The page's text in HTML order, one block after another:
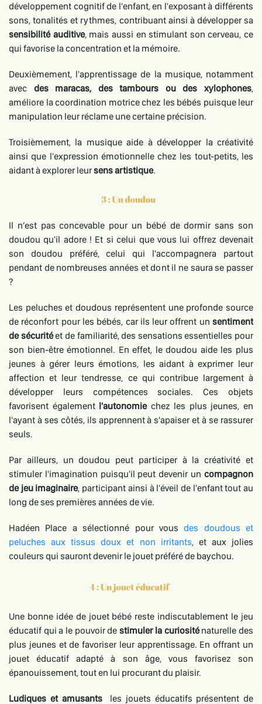
développement cognitif de l'enfant, en l'exposant à différents
sons, tonalités et rythmes, contribuant ainsi à développer sa
sensibilité auditive, mais aussi en stimulant son cerveau, ce
qui favorise la concentration et la mémoire.
Deuxièmement, l'apprentissage de la musique, notamment
avec des maracas, des tambours ou des xylophones,
améliore la coordination motrice chez les bébés puisque leur
manipulation leur réclame une certaine précision.
Troisièmement, la musique aide à développer la créativité
ainsi que l'expression émotionnelle chez les tout-petits, les
aidant à explorer leursens artistique.
Il n’est pas concevable pour un bébé de dormir sans son
doudou qu'il adore ! Et si celui que vous lui offrez devenait
son doudou préféré, celui qui l'accompagnera partout
pendant de nombreuses années et dont il ne saura se passer
?
Les peluches et doudous représentent une profonde source
de réconfort pour les bébés, car ils leur offrent un sentiment
de sécuritéet de familiarité, des sensations essentielles pour
son bien-être émotionnel. En effet, le doudou aide les plus
jeunes à gérer leurs émotions, les aidant à exprimer leur
affection et leur tendresse, ce qui contribue largement à
développer leurs compétences sociales. Ces objets
favorisent également l'autonomiechez les plus jeunes, en
l'ayant à ses côtés, ils apprennent à s'apaiser et à se rassurer
seuls.
Par ailleurs, un doudou peut participer à la créativité et
stimuler l'imagination puisqu'il peut devenir un compagnon
de jeu imaginaire, participant ainsi à l'éveil de l'enfant tout au
long de ses premières années de vie.
Hadéen Place a sélectionné pour vousdes doudous et
peluches aux tissus doux et non irritants, et aux jolies
couleurs qui sauront devenir le jouet préféré de baychou.
Une bonne idée de jouet bébé reste indiscutablement le jeu
éducatif qui a le pouvoir destimuler la curiositénaturelle des
plus jeunes et de favoriser leur apprentissage. En offrant un
jouet éducatif adapté à son âge, vous favorisez son
épanouissement, tout en lui procurant du plaisir.
Ludiques et amusants
les jouets éducatifs présentent de